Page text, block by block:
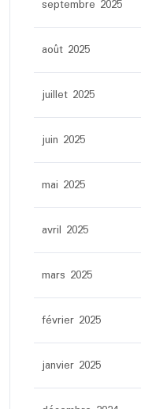
septembre 2025
août 2025
juillet 2025
juin 2025
mai 2025
avril 2025
mars 2025
février 2025
janvier 2025